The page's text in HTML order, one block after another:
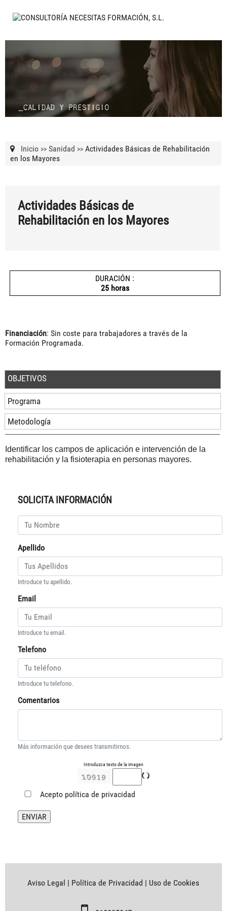
Inicio >> Sanidad >> Actividades Básicas de Rehabilitación
en los Mayores
Actividades Básicas de
Rehabilitación en los Mayores
DURACIÓN :
25 horas
Financiación: Sin coste para trabajadores a través de la
Formación Programada.
OBJETIVOS
Programa
Metodología
Identificar los campos de aplicación e intervención de la
rehabilitación y la fisioterapia en personas mayores.
SOLICITA INFORMACIÓN
Apellido
Introduce tu apellido.
Email
Introduce tu email.
Telefono
Introduce tu telefono.
Comentarios
Más información que desees transmitirnos.
Introduzca texto de la imagen
Acepto política de privacidad
Aviso Legal | Política de Privacidad | Uso de Cookies